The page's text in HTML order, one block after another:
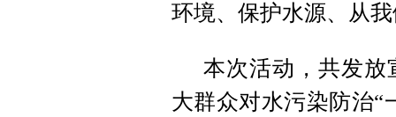
环境、保护水源、从
本次活动，共发放
大群众对水污染防治“